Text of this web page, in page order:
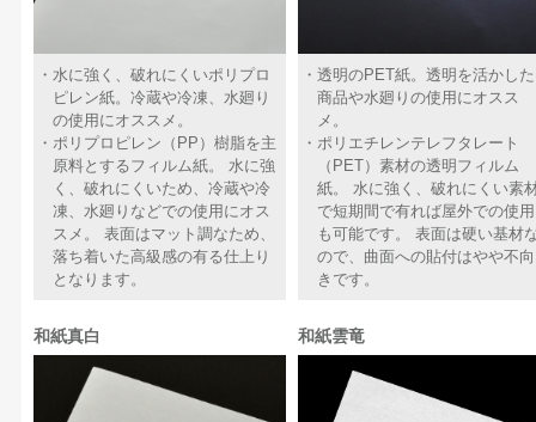
水に強く、破れにくいポリプロ
ピレン紙。冷蔵や冷凍、水廻り
の使用にオススメ。
ポリプロピレン（PP）樹脂を主
原料とするフィルム紙。 水に強
く、破れにくいため、冷蔵や冷
凍、水廻りなどでの使用にオス
スメ。 表面はマット調なため、
落ち着いた高級感の有る仕上り
となります。
透明のPET紙。透明を活かした
商品や水廻りの使用にオスス
メ。
ポリエチレンテレフタレート
（PET）素材の透明フィルム
紙。 水に強く、破れにくい素
で短期間で有れば屋外での使用
も可能です。 表面は硬い基材
ので、曲面への貼付はやや不向
きです。
和紙真白 和紙雲竜